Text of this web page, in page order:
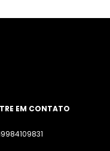
EM CONTATO